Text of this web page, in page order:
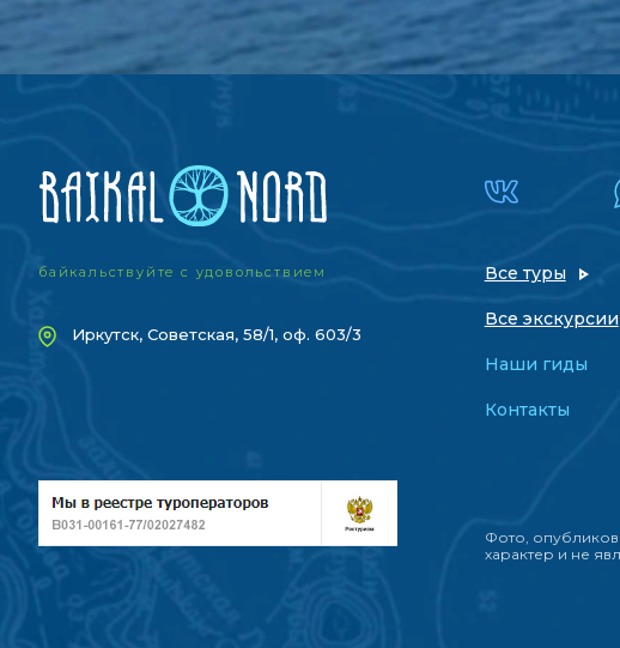
байкальствуйте с удовольствием
Иркутск, Советская, 58/1, оф. 603/3
Все туры
Все экскурсии
Наши гиды
Контакты
Фото,
характер и не